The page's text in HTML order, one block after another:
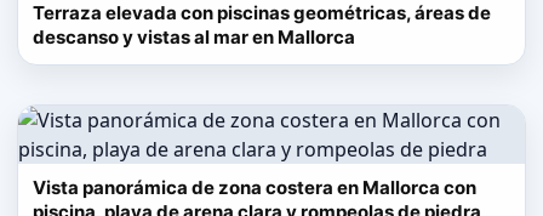
Terraza elevada con piscinas geométricas, áreas de
descanso y vistas al mar en Mallorca
Vista panorámica de zona costera en Mallorca con